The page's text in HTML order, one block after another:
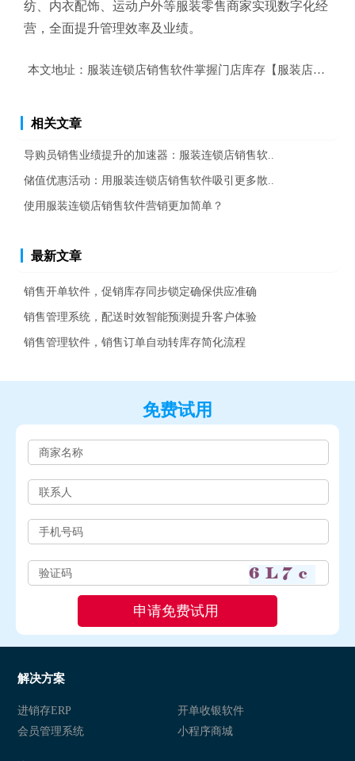
纺、内衣配饰、运动户外等服装零售商家实现数字化经
营，全面提升管理效率及业绩。
本文地址： 服装连锁店销售软件掌握门店库存【服装店商品库
相关文章
导购员销售业绩提升的加速器：服装连锁店销售软..
储值优惠活动：用服装连锁店销售软件吸引更多散..
使用服装连锁店销售软件营销更加简单？
最新文章
销售开单软件，促销库存同步锁定确保供应准确
销售管理系统，配送时效智能预测提升客户体验
销售管理软件，销售订单自动转库存简化流程
免费试用
解决方案
进销存ERP
开单收银软件
会员管理系统
小程序商城